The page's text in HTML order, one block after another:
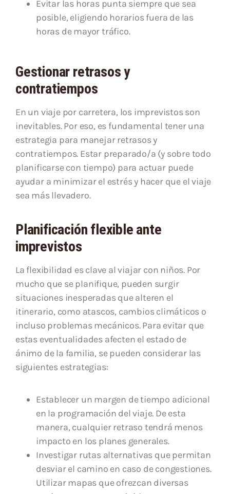
Evitar las horas punta siempre que sea
posible, eligiendo horarios fuera de las
horas de mayor tráfico.
Gestionar retrasos y
contratiempos
En un viaje por carretera, los imprevistos son
inevitables. Por eso, es fundamental tener una
estrategia para manejar retrasos y
contratiempos. Estar preparado/a (y sobre todo
planificarse con tiempo) para actuar puede
ayudar a minimizar el estrés y hacer que el viaje
sea más llevadero.
Planificación flexible ante
imprevistos
La flexibilidad es clave al viajar con niños. Por
mucho que se planifique, pueden surgir
situaciones inesperadas que alteren el
itinerario, como atascos, cambios climáticos o
incluso problemas mecánicos. Para evitar que
estas eventualidades afecten el estado de
ánimo de la familia, se pueden considerar las
siguientes estrategias:
Establecer un margen de tiempo adicional
en la programación del viaje. De esta
manera, cualquier retraso tendrá menos
impacto en los planes generales.
Investigar rutas alternativas que permitan
desviar el camino en caso de congestiones.
Utilizar mapas que ofrezcan diversas